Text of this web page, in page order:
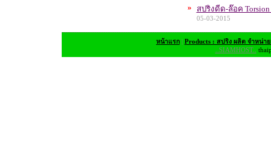
» สปริงดีด-ล๊อค Torsion
05-03-2015
หน้าแรก
Products : สปริง ผลิต จำหน่า
..SIAMHOST..